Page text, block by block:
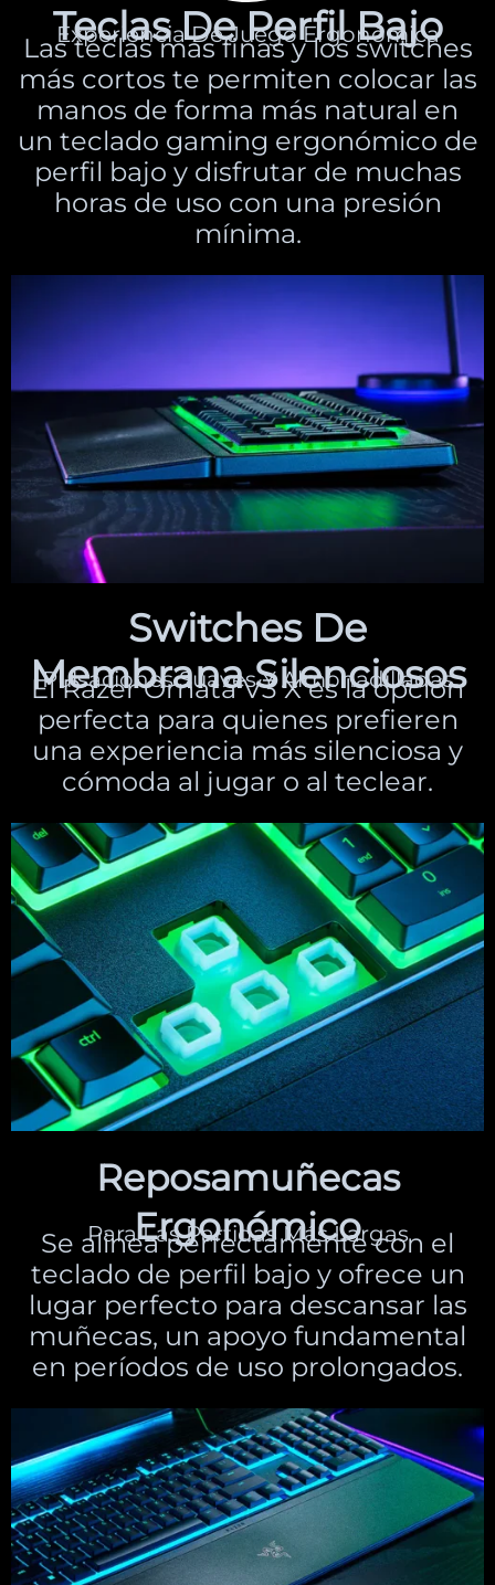
Teclas De Perfil Bajo
Experiencia De Juego Ergonómica
Las teclas más finas y los switches
más cortos te permiten colocar las
manos de forma más natural en
un teclado gaming ergonómico de
perfil bajo y disfrutar de muchas
horas de uso con una presión
mínima.
Switches De
Membrana Silenciosos
Pulsaciones Suaves Y Almohadilladas
El Razer Ornata V3 X es la opción
perfecta para quienes prefieren
una experiencia más silenciosa y
cómoda al jugar o al teclear.
Reposamuñecas
Ergonómico
Para Las Partidas Más Largas
Se alinea perfectamente con el
teclado de perfil bajo y ofrece un
lugar perfecto para descansar las
muñecas, un apoyo fundamental
en períodos de uso prolongados.